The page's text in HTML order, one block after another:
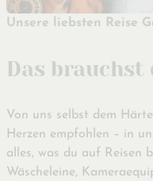
Unsere liebsten Reise
Das brauchst
Von uns selbst dem
Herzen empfohlen – in
alles, was du auf Reisen
Wäscheleine,